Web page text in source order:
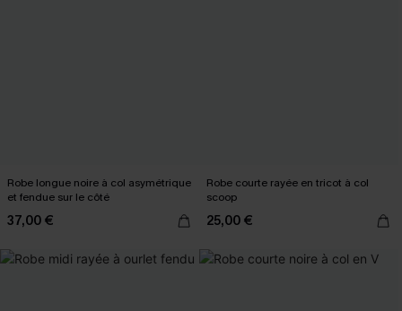
Robe longue noire à col asymétrique
et fendue sur le côté
37,00 €
Robe courte rayée en tricot à col
scoop
25,00 €